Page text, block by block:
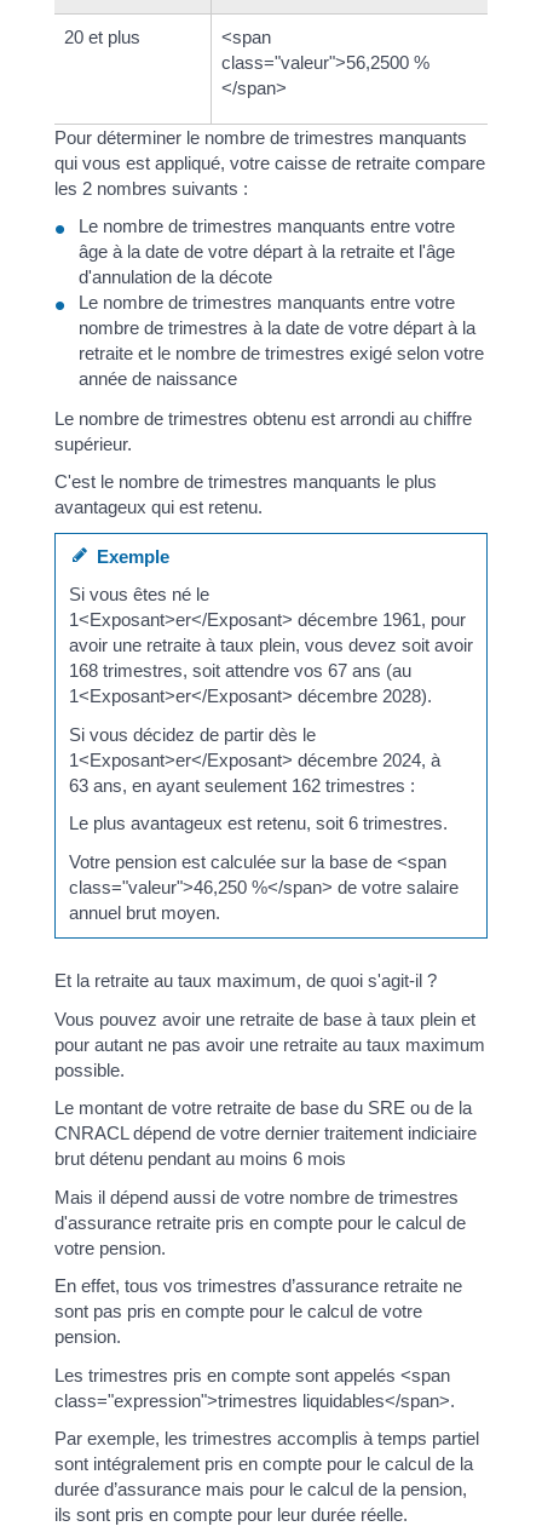
20 et plus
<span
class="valeur">56,2500 %
</span>
Pour déterminer le nombre de trimestres manquants
qui vous est appliqué, votre caisse de retraite compare
les 2 nombres suivants :
Le nombre de trimestres manquants entre votre
âge à la date de votre départ à la retraite et l'âge
d'annulation de la décote
Le nombre de trimestres manquants entre votre
nombre de trimestres à la date de votre départ à la
retraite et le nombre de trimestres exigé selon votre
année de naissance
Le nombre de trimestres obtenu est arrondi au chiffre
supérieur.
C'est le nombre de trimestres manquants le plus
avantageux qui est retenu.
Exemple
Si vous êtes né le
1<Exposant>er</Exposant> décembre 1961, pour
avoir une retraite à taux plein, vous devez soit avoir
168 trimestres, soit attendre vos 67 ans (au
1<Exposant>er</Exposant> décembre 2028).
Si vous décidez de partir dès le
1<Exposant>er</Exposant> décembre 2024, à
63 ans, en ayant seulement 162 trimestres :
Le plus avantageux est retenu, soit 6 trimestres.
Votre pension est calculée sur la base de <span
class="valeur">46,250 %</span> de votre salaire
annuel brut moyen.
Et la retraite au taux maximum, de quoi s'agit-il ?
Vous pouvez avoir une retraite de base à taux plein et
pour autant ne pas avoir une retraite au taux maximum
possible.
Le montant de votre retraite de base du SRE ou de la
CNRACL dépend de votre dernier traitement indiciaire
brut détenu pendant au moins 6 mois
Mais il dépend aussi de votre nombre de trimestres
d'assurance retraite pris en compte pour le calcul de
votre pension.
En effet, tous vos trimestres d’assurance retraite ne
sont pas pris en compte pour le calcul de votre
pension.
Les trimestres pris en compte sont appelés <span
class="expression">trimestres liquidables</span>.
Par exemple, les trimestres accomplis à temps partiel
sont intégralement pris en compte pour le calcul de la
durée d’assurance mais pour le calcul de la pension,
ils sont pris en compte pour leur durée réelle.